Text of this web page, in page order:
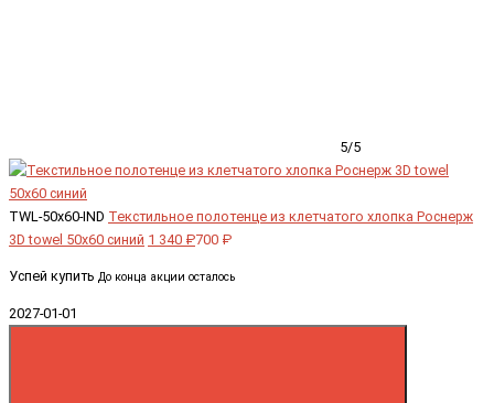
5/5
TWL-50x60-IND Текстильное полотенце из клетчатого хлопка Роснерж
3D towel 50x60 синий 1 340 ₽700 ₽
Успей купить До конца акции осталось
2027-01-01